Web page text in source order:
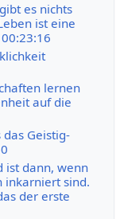
es nichts
ist eine
lernen
auf die
Geistig-
ist dann, wenn
inkarniert sind.
der erste